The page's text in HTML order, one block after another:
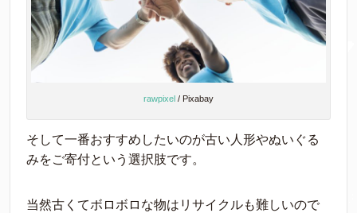
rawpixel / Pixabay
そして一番おすすめしたいのが古い人形やぬいぐる
みをご寄付という選択肢です。
当然古くてボロボロな物はリサイクルも難しいので